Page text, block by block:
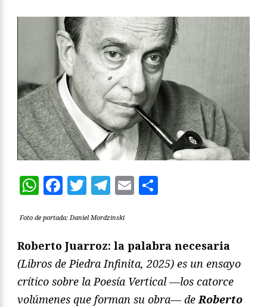
WhatsApp
Facebook
Twitter
Telegram
Email
Foto de portada: Daniel Mordzinski
Roberto Juarroz: la palabra necesaria
(Libros de Piedra Infinita, 2025) es un ensayo
crítico sobre la Poesía Vertical —los catorce
volúmenes que forman su obra— de Roberto